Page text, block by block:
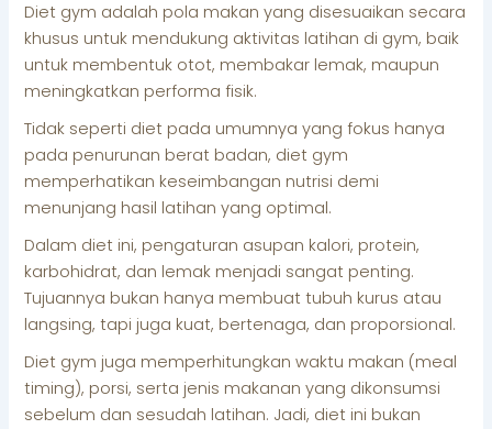
Diet gym adalah pola makan yang disesuaikan secara
khusus untuk mendukung aktivitas latihan di gym, baik
untuk membentuk otot, membakar lemak, maupun
meningkatkan performa fisik.
Tidak seperti diet pada umumnya yang fokus hanya
pada penurunan berat badan, diet gym
memperhatikan keseimbangan nutrisi demi
menunjang hasil latihan yang optimal.
Dalam diet ini, pengaturan asupan kalori, protein,
karbohidrat, dan lemak menjadi sangat penting.
Tujuannya bukan hanya membuat tubuh kurus atau
langsing, tapi juga kuat, bertenaga, dan proporsional.
Diet gym juga memperhitungkan waktu makan (meal
timing), porsi, serta jenis makanan yang dikonsumsi
sebelum dan sesudah latihan. Jadi, diet ini bukan